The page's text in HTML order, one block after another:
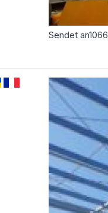
Sendet an1066